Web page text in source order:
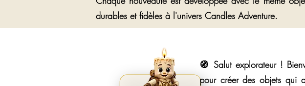
durables et fidèles à l'univers Candles Adventure.
🧭 Salut explorateur !
pour créer des objets qui